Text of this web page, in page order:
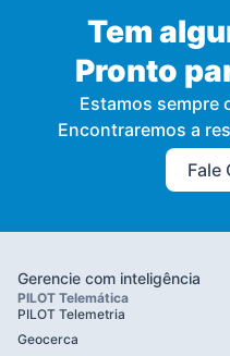
Tem
Pronto
Estamos sempre
Encontraremos a
Fale
Gerencie com inteligência
PILOT Telemática
PILOT Telemetria
Geocerca